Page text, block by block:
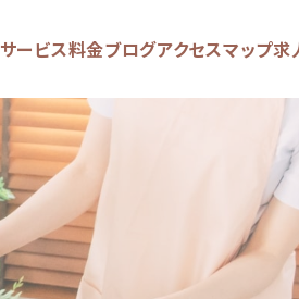
サービス料金ブログアクセスマップ求